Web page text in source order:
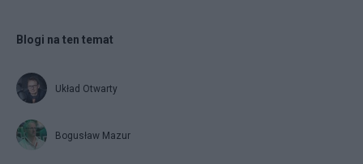
Blogi na ten temat
Układ Otwarty
Bogusław Mazur